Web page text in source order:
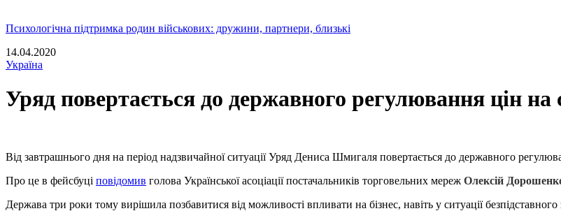
Психологічна підтримка родин військових: дружини, партнери, близькі
14.04.2020
Україна
Уряд повертається до державного регулювання цін на
Від завтрашнього дня на період надзвичайної ситуації Уряд Дениса Шмигаля повертається до державного
Про це в фейсбуці повідомив голова Української асоціації постачальників торговельних мереж Олексій
Держава три роки тому вирішила позбавитися від можливості впливати на бізнес, навіть у ситуації